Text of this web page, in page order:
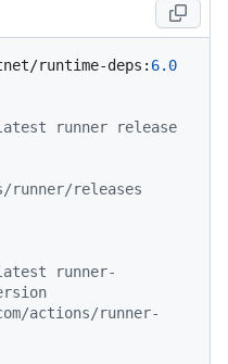
runtime-deps: 6.0
runner release
runner/releases
runner-
actions/runner-